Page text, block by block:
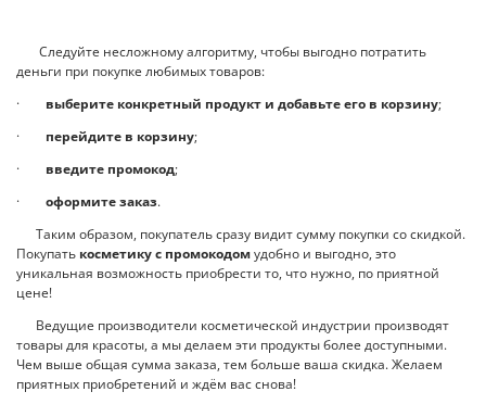
Следуйте несложному алгоритму, чтобы выгодно потратить
деньги при покупке любимых товаров:
· выберите конкретный продукт и добавьте его в корзину;
· перейдите в корзину;
· введите промокод;
· оформите заказ.
Таким образом, покупатель сразу видит сумму покупки со скидкой.
Покупать косметику с промокодомудобно и выгодно, это
уникальная возможность приобрести то, что нужно, по приятной
цене!
Ведущие производители косметической индустрии производят
товары для красоты, а мы делаем эти продукты более доступными.
Чем выше общая сумма заказа, тем больше ваша скидка. Желаем
приятных приобретений и ждём вас снова!